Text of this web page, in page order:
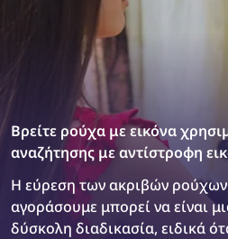
Βρείτε ρούχα με εικόνα
αναζήτησης με αντίστροφη
Η εύρεση των ακριβών
αγοράσουμε μπορεί να είναι
δύσκολη διαδικασία, ειδικά